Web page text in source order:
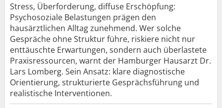
Stress, Überforderung, diffuse Erschöpfung:
Psychosoziale Belastungen prägen den
hausärztlichen Alltag zunehmend. Wer solche
Gespräche ohne Struktur führe, riskiere nicht nur
enttäuschte Erwartungen, sondern auch überlastete
Praxisressourcen, warnt der Hamburger Hausarzt Dr.
Lars Lomberg. Sein Ansatz: klare diagnostische
Orientierung, strukturierte Gesprächsführung und
realistische Interventionen.